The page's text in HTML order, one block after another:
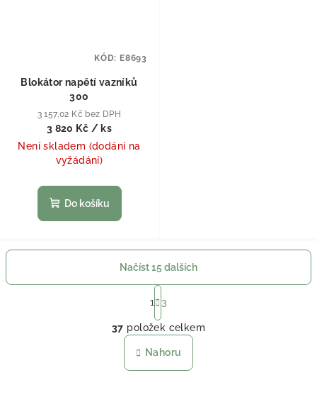
Blokátor napětí vazníků
300
3 157,02 Kč bez DPH
3 820 Kč / ks
Není skladem (dodání na
vyžádání)
Do košíku
KÓD: E8693
Ovládací prvky výpisu
Načíst 15 dalších
Stránkování
1 3
37 položek celkem
Nahoru